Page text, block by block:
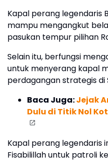
Kapal perang legendaris
mampu mengangkut
pasukan tempur pilihan
Selain itu, berfungsi
untuk menyerang kapal
perdagangan strategis di
Baca Juga:Jejak
Dulu di Titik Nol
Kapal perang legendaris
Fisabilillah untuk patroli